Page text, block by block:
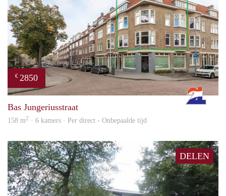
€ 2850
Bas Jungeriusstraat
158 m2 · 6 kamers · Per direct - Onbepaalde tijd
DELEN